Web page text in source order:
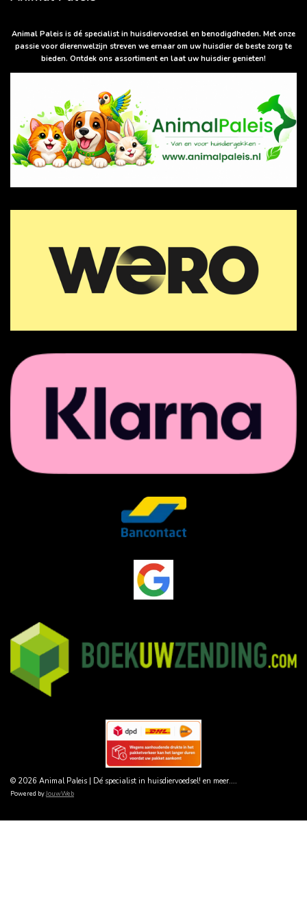
t
p
p
Animal Paleis is dé specialist in huisdiervoedsel en benodigdheden. Met onze
passie voor dierenwelzijn streven we ernaar om uw huisdier de beste zorg te
bieden. Ontdek ons assortiment en laat uw huisdier genieten!
© 2026 Animal Paleis | Dé specialist in huisdiervoedsel! en meer....
Powered byJouwWeb